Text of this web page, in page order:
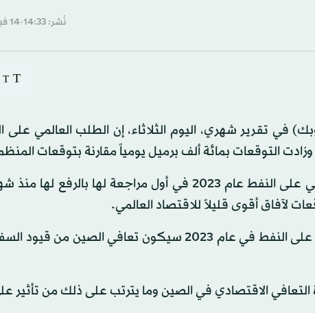
نُشر: 14:33-14 فبراير 2023 م ـ 24 رَجب 1444 هـ
T
T
في تقرير شهري، اليوم الثلاثاء، إن الطلب العالمي على
ورفعت أوبك توقعاتها لنمو الطلب العالمي على النفط عام 2023 في أول
وجاء في تقرير أوبك: «مفتاح نمو الطلب على النفط في عام 2023 سيكون
التعافي الاقتصادي في الصين وما يترتب على ذلك من تأثير